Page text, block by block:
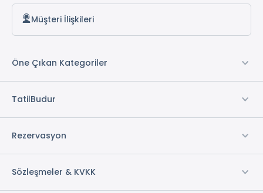
Müşteri İlişkileri
Öne Çıkan Kategoriler
TatilBudur
Rezervasyon
Sözleşmeler & KVKK